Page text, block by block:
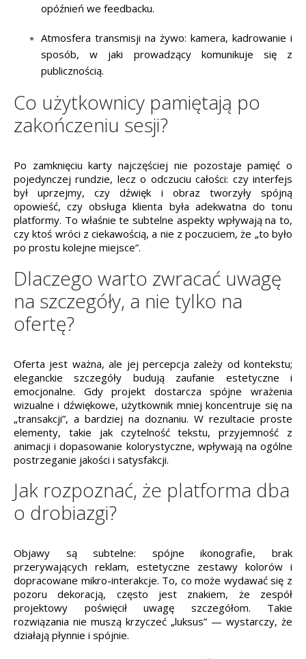
opóźnień we feedbacku.
Atmosfera transmisji na żywo: kamera, kadrowanie i
sposób, w jaki prowadzący komunikuje się z
publicznością.
Co użytkownicy pamiętają po
zakończeniu sesji?
Po zamknięciu karty najczęściej nie pozostaje pamięć o
pojedynczej rundzie, lecz o odczuciu całości: czy interfejs
był uprzejmy, czy dźwięk i obraz tworzyły spójną
opowieść, czy obsługa klienta była adekwatna do tonu
platformy. To właśnie te subtelne aspekty wpływają na to,
czy ktoś wróci z ciekawością, a nie z poczuciem, że „to było
po prostu kolejne miejsce”.
Dlaczego warto zwracać uwagę
na szczegóły, a nie tylko na
ofertę?
Oferta jest ważna, ale jej percepcja zależy od kontekstu;
eleganckie szczegóły budują zaufanie estetyczne i
emocjonalne. Gdy projekt dostarcza spójne wrażenia
wizualne i dźwiękowe, użytkownik mniej koncentruje się na
„transakcji”, a bardziej na doznaniu. W rezultacie proste
elementy, takie jak czytelność tekstu, przyjemność z
animacji i dopasowanie kolorystyczne, wpływają na ogólne
postrzeganie jakości i satysfakcji.
Jak rozpoznać, że platforma dba
o drobiazgi?
Objawy są subtelne: spójne ikonografie, brak
przerywających reklam, estetyczne zestawy kolorów i
dopracowane mikro-interakcje. To, co może wydawać się z
pozoru dekoracją, często jest znakiem, że zespół
projektowy poświęcił uwagę szczegółom. Takie
rozwiązania nie muszą krzyczeć „luksus” — wystarczy, że
działają płynnie i spójnie.